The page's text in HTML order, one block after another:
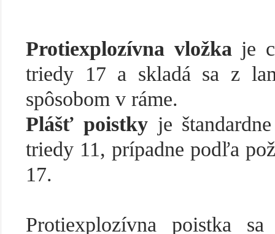
Protiexplozívna vložka je
triedy 17 a skladá sa z
spôsobom v ráme.
Plášť poistkyje
triedy 11, prípadne podľa
17.
Protiexplozívna poistka